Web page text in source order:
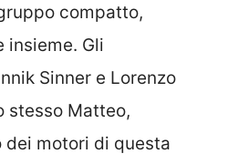
compatto,
insieme. Gli
Sinner e Lorenzo
stesso Matteo,
dei motori di questa